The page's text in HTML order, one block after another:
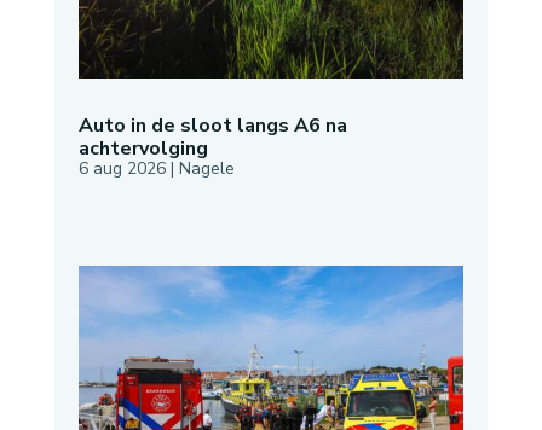
Auto in de sloot langs A6 na
achtervolging
6 aug 2026| Nagele